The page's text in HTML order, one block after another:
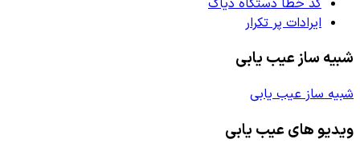
ایرادات پر تکرار
شبیه ساز عیب یابی
شبیه ساز عیب یابی
ویدیو های عیب یابی